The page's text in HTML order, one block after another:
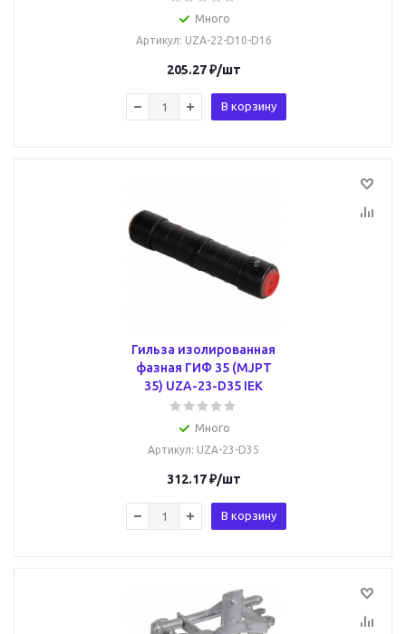
Много
Артикул: UZA-22-D10-D16
205.27₽/шт
В корзину
Гильза изолированная
фазная ГИФ 35 (MJPT
35) UZA-23-D35 IEK
Много
Артикул: UZA-23-D35
312.17₽/шт
В корзину